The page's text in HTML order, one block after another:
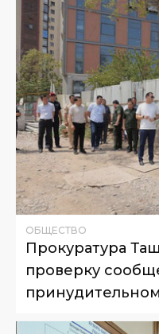
ОБЩЕСТВО
Прокуратура
проверку